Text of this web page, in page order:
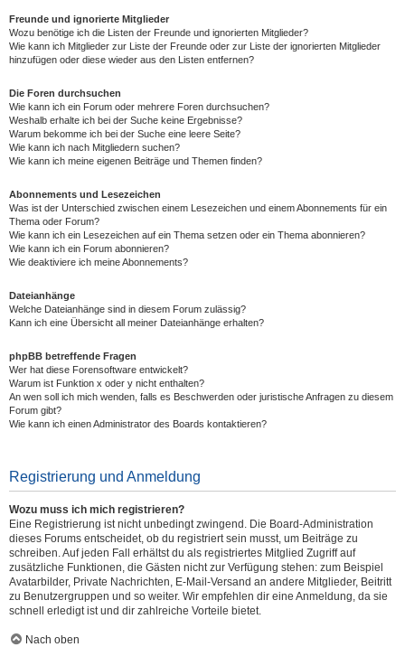
Freunde und ignorierte Mitglieder
Wozu benötige ich die Listen der Freunde und ignorierten Mitglieder?
Wie kann ich Mitglieder zur Liste der Freunde oder zur Liste der ignorierten Mitglieder
hinzufügen oder diese wieder aus den Listen entfernen?
Die Foren durchsuchen
Wie kann ich ein Forum oder mehrere Foren durchsuchen?
Weshalb erhalte ich bei der Suche keine Ergebnisse?
Warum bekomme ich bei der Suche eine leere Seite?
Wie kann ich nach Mitgliedern suchen?
Wie kann ich meine eigenen Beiträge und Themen finden?
Abonnements und Lesezeichen
Was ist der Unterschied zwischen einem Lesezeichen und einem Abonnements für ein
Thema oder Forum?
Wie kann ich ein Lesezeichen auf ein Thema setzen oder ein Thema abonnieren?
Wie kann ich ein Forum abonnieren?
Wie deaktiviere ich meine Abonnements?
Dateianhänge
Welche Dateianhänge sind in diesem Forum zulässig?
Kann ich eine Übersicht all meiner Dateianhänge erhalten?
phpBB betreffende Fragen
Wer hat diese Forensoftware entwickelt?
Warum ist Funktion x oder y nicht enthalten?
An wen soll ich mich wenden, falls es Beschwerden oder juristische Anfragen zu diesem
Forum gibt?
Wie kann ich einen Administrator des Boards kontaktieren?
Registrierung und Anmeldung
Wozu muss ich mich registrieren?
Eine Registrierung ist nicht unbedingt zwingend. Die Board-Administration
dieses Forums entscheidet, ob du registriert sein musst, um Beiträge zu
schreiben. Auf jeden Fall erhältst du als registriertes Mitglied Zugriff auf
zusätzliche Funktionen, die Gästen nicht zur Verfügung stehen: zum Beispiel
Avatarbilder, Private Nachrichten, E-Mail-Versand an andere Mitglieder, Beitritt
zu Benutzergruppen und so weiter. Wir empfehlen dir eine Anmeldung, da sie
schnell erledigt ist und dir zahlreiche Vorteile bietet.
Nach oben